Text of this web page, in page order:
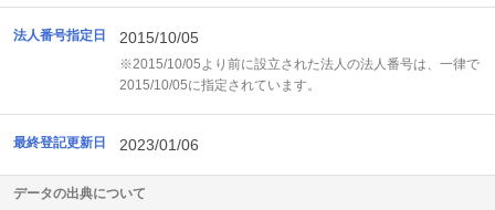
法人番号指定日 2015/10/05
※2015/10/05より前に設立された法人の法人番号は、一律で
2015/10/05に指定されています。
最終登記更新日 2023/01/06
データの出典について